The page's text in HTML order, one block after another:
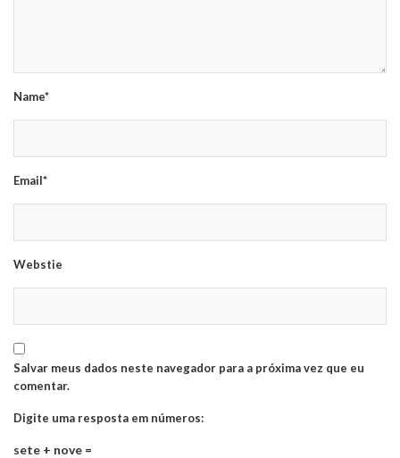
Name*
Email*
Webstie
Salvar meus dados neste navegador para a próxima vez que eu
comentar.
Digite uma resposta em números:
sete + nove =